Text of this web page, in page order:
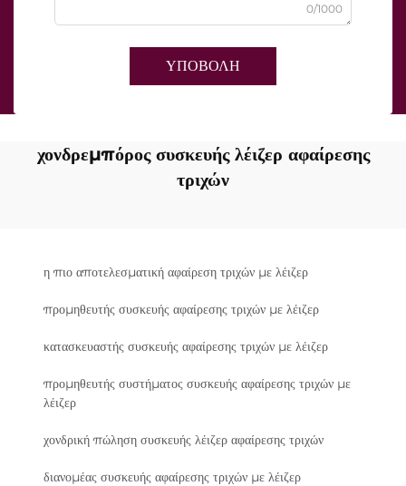
0/1000
ΥΠΟΒΟΛΗ
χονδρεμπόρος συσκευής λέιζερ αφαίρεσης
τριχών
η πιο αποτελεσματική αφαίρεση τριχών με λέιζερ
προμηθευτής συσκευής αφαίρεσης τριχών με λέιζερ
κατασκευαστής συσκευής αφαίρεσης τριχών με λέιζερ
προμηθευτής συστήματος συσκευής αφαίρεσης τριχών με
λέιζερ
χονδρική πώληση συσκευής λέιζερ αφαίρεσης τριχών
διανομέας συσκευής αφαίρεσης τριχών με λέιζερ